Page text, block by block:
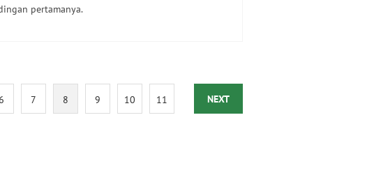
pertamanya.
7 8 9 10 11 NEXT